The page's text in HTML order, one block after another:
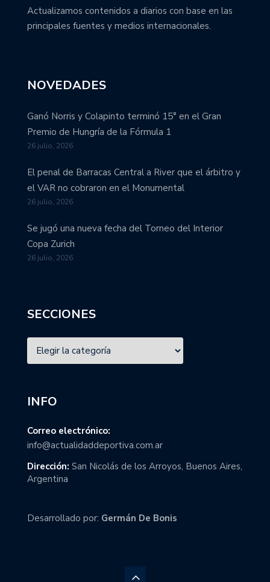
Actualizamos contenidos a diarios con base en las
principales fuentes y medios internacionales.
NOVEDADES
Ganó Norris y Colapinto terminó 15° en el Gran
Premio de Hungría de la Fórmula 1
26 julio, 2026
El penal de Barracas Central a River que el árbitro y
el VAR no cobraron en el Monumental
26 julio, 2026
Se jugó una nueva fecha del Torneo del Interior
Copa Zurich
26 julio, 2026
SECCIONES
INFO
Correo electrónico:
info@actualidaddeportiva.com.ar
Dirección: San Nicolás de los Arroyos, Buenos Aires,
Argentina
Desarrollado por: Germán De Bonis